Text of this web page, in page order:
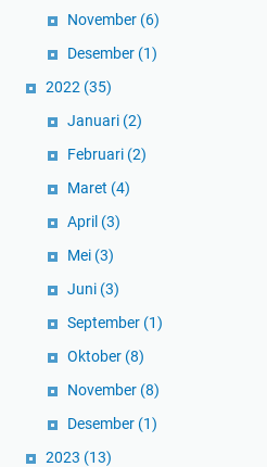
November (6)
Desember (1)
2022 (35)
Januari (2)
Februari (2)
Maret (4)
April (3)
Mei (3)
Juni (3)
September (1)
Oktober (8)
November (8)
Desember (1)
2023 (13)